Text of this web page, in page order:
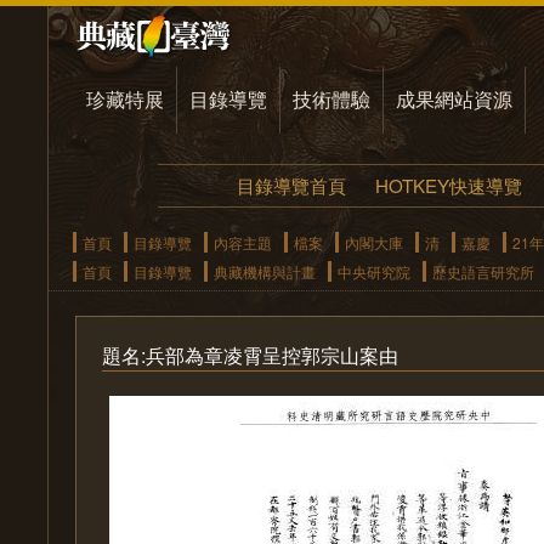
珍藏特展 目錄導覽 技術體驗 成果網站資源
目錄導覽首頁 HOTKEY快速導覽
首頁 目錄導覽 內容主題 檔案 內閣大庫 清 嘉慶
21年
首頁
目錄導覽 典藏機構與計畫 中央研究院 歷史語言研究所
題名:兵部為章凌霄呈控郭宗山案由